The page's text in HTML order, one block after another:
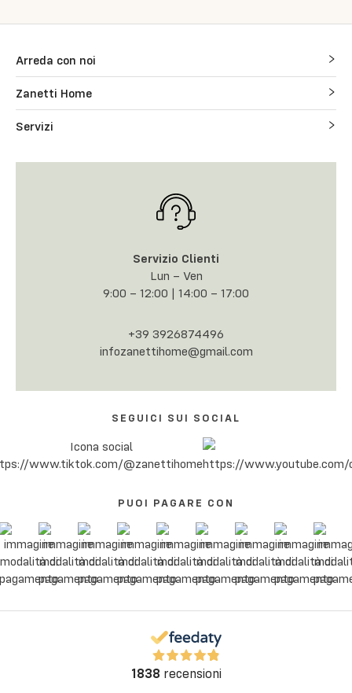
Arreda con noi
Zanetti Home
Servizi
Servizio Clienti
Lun – Ven
9:00 – 12:00 | 14:00 – 17:00
+39 3926874496
infozanettihome@gmail.com
SEGUICI SUI SOCIAL
PUOI PAGARE CON
1838 recensioni